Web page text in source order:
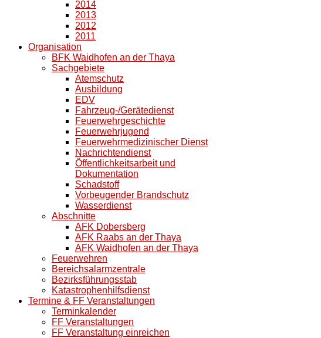
2014
2013
2012
2011
Organisation
BFK Waidhofen an der Thaya
Sachgebiete
Atemschutz
Ausbildung
EDV
Fahrzeug-/Gerätedienst
Feuerwehrgeschichte
Feuerwehrjugend
Feuerwehrmedizinischer Dienst
Nachrichtendienst
Öffentlichkeitsarbeit und
Dokumentation
Schadstoff
Vorbeugender Brandschutz
Wasserdienst
Abschnitte
AFK Dobersberg
AFK Raabs an der Thaya
AFK Waidhofen an der Thaya
Feuerwehren
Bereichsalarmzentrale
Bezirksführungsstab
Katastrophenhilfsdienst
Termine & FF Veranstaltungen
Terminkalender
FF Veranstaltungen
FF Veranstaltung einreichen